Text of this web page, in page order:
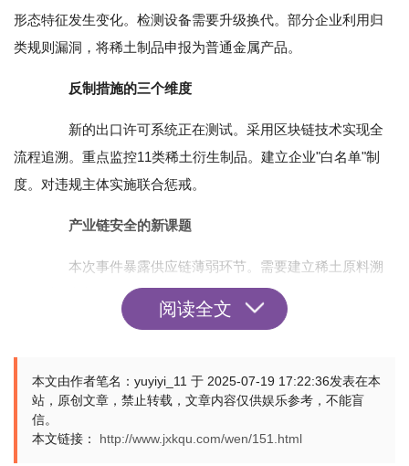
形态特征发生变化。检测设备需要升级换代。部分企业利用归
类规则漏洞，将稀土制品申报为普通金属产品。
反制措施的三个维度
新的出口许可系统正在测试。采用区块链技术实现全
流程追溯。重点监控11类稀土衍生制品。建立企业"白名单"制
度。对违规主体实施联合惩戒。
产业链安全的新课题
本次事件暴露供应链薄弱环节。需要建立稀土原料溯
源体系。完善从矿山到出口的全链条监管。发展深加工技术提
升附加值。避免战略资源廉价外流。
阅读全文
本文由作者笔名：yuyiyi_11 于 2025-07-19 17:22:36发表在本
站，原创文章，禁止转载，文章内容仅供娱乐参考，不能盲
信。
本文链接： http://www.jxkqu.com/wen/151.html